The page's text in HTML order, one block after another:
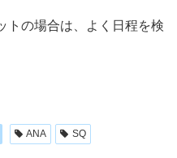
トの場合は、よく日程を検
ANA SQ